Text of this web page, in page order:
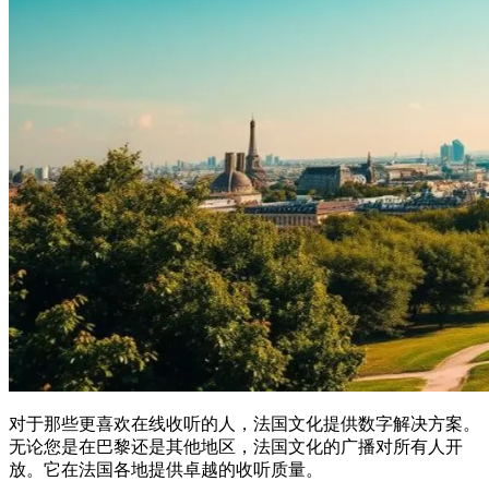
对于那些更喜欢在线收听的人，法国文化提供数字解决方案。
无论您是在巴黎还是其他地区，法国文化的广播对所有人开
放。它在法国各地提供卓越的收听质量。